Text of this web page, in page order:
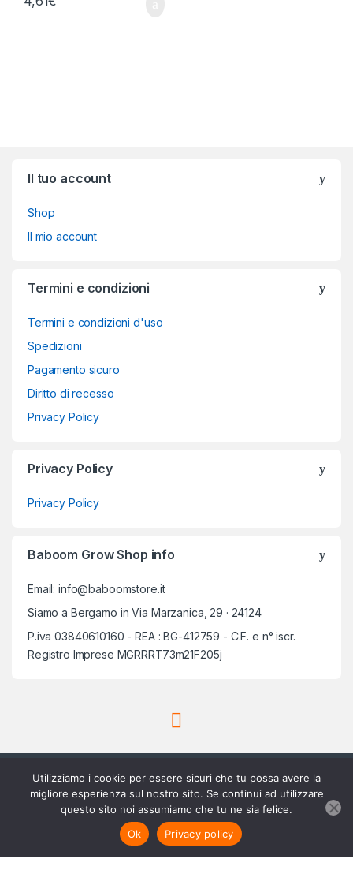
Il tuo account
Shop
Il mio account
Termini e condizioni
Termini e condizioni d'uso
Spedizioni
Pagamento sicuro
Diritto di recesso
Privacy Policy
Privacy Policy
Privacy Policy
Baboom Grow Shop info
Email: info@baboomstore.it
Siamo a Bergamo in Via Marzanica, 29 · 24124
P.iva 03840610160 - REA : BG-412759 - C.F. e n° iscr.
Registro Imprese MGRRRT73m21F205j
Scrivici su Whatsapp
3756420488
Utilizziamo i cookie per essere sicuri che tu possa avere la
migliore esperienza sul nostro sito. Se continui ad utilizzare
questo sito noi assumiamo che tu ne sia felice.
Ok
Privacy policy